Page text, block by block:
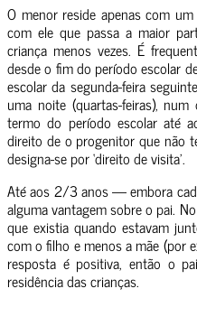
O menor reside apenas com
com ele que passa a maior
criança menos vezes. É
desde o fim do período escolar
escolar da segunda-feira
uma noite (quartas-feiras),
termo do período escolar até
direito de o progenitor que não
designa-se por ‘direito de visita’.
Até aos 2/3 anos — embora
alguma vantagem sobre o pai.
que existia quando estavam
com o filho e menos a mãe (por
resposta é positiva, então o
residência das crianças.